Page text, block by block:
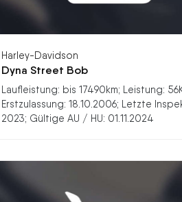
Harley-Davidson
Dyna Street Bob
Laufleistung: bis 17490km; Leistung:
Erstzulassung: 18.10.2006; Letzte
2023; Gültige AU / HU: 01.11.2024